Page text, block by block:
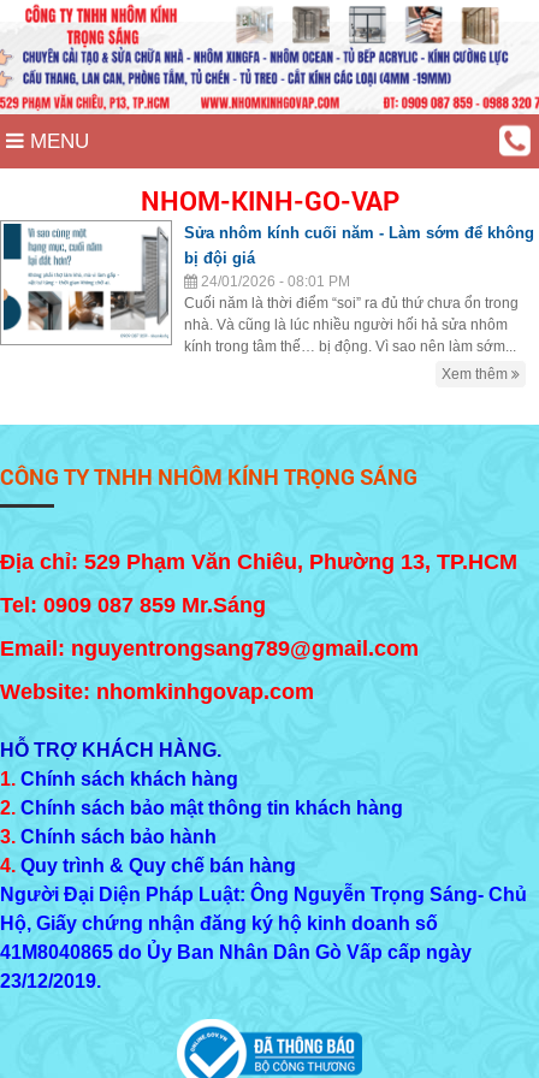
MENU
NHOM-KINH-GO-VAP
Sửa nhôm kính cuối năm - Làm sớm để không
bị đội giá
24/01/2026 - 08:01 PM
Cuối năm là thời điểm “soi” ra đủ thứ chưa ổn trong
nhà. Và cũng là lúc nhiều người hối hả sửa nhôm
kính trong tâm thế… bị động. Vì sao nên làm sớm...
Xem thêm
CÔNG TY TNHH NHÔM KÍNH TRỌNG SÁNG
Địa chỉ: 529 Phạm Văn Chiêu, Phường 13, TP.HCM
Tel: 0909 087 859 Mr.Sáng
Email: nguyentrongsang789@gmail.com
Website: nhomkinhgovap.com
HỖ TRỢ KHÁCH HÀNG.
1. Chính sách khách hàng
2. Chính sách bảo mật thông tin khách hàng
3. Chính sách bảo hành
4. Quy trình & Quy chế bán hàng
Người Đại Diện Pháp Luật: Ông Nguyễn Trọng Sáng- Chủ
Hộ, Giấy chứng nhận đăng ký hộ kinh doanh số
41M8040865 do Ủy Ban Nhân Dân Gò Vấp cấp ngày
23/12/2019.